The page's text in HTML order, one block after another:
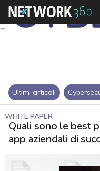
Ultimi articoli
WHITE PAPER
Quali sono le best
app aziendali di